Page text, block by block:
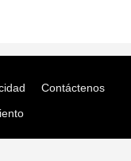
Contáctenos